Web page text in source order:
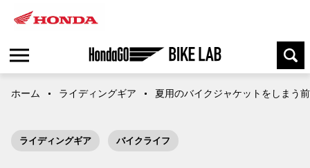
ホーム ライディングギア 夏用のバイクジャケットをしまう
ライディングギア バイクライフ